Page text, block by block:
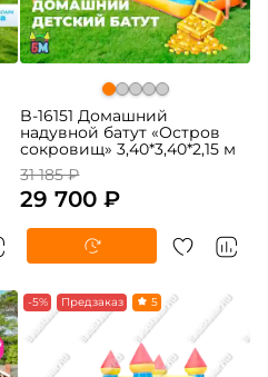
B-16151 Домашний
надувной батут «Остров
сокровищ» 3,40*3,40*2,15 м
31 185 ₽
29 700 ₽
-5% Предзаказ 5